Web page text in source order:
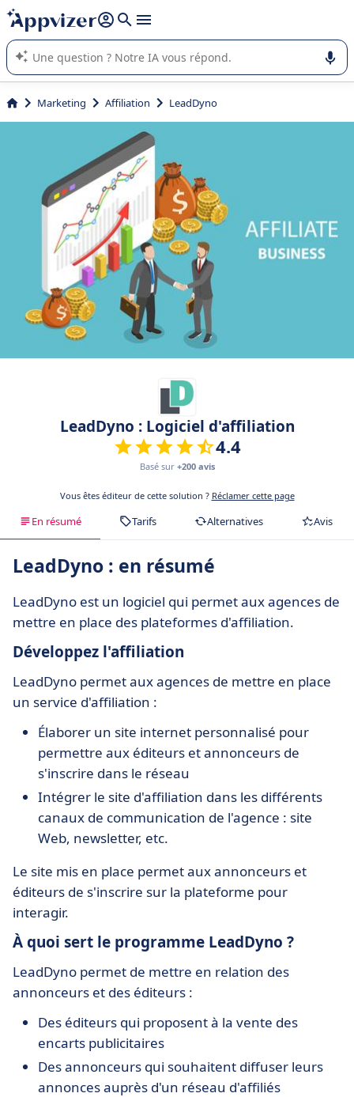
répondre (plusieurs lignes avec
L'IA de Appvizer vous guide dans l'utilisation ou la sélection de
logiciel SaaS en entreprise.
Marketing Affiliation LeadDyno
LeadDyno : Logiciel d'affiliation
4.4
Basé sur +200 avis
Vous êtes éditeur de cette solution ? Réclamer cette page
En résumé Tarifs Alternatives Avis
LeadDyno : en résumé
LeadDyno est un logiciel qui permet aux agences de
mettre en place des plateformes d'affiliation.
Développez l'affiliation
LeadDyno permet aux agences de mettre en place
un service d'affiliation :
Élaborer un site internet personnalisé pour
permettre aux éditeurs et annonceurs de
s'inscrire dans le réseau
Intégrer le site d'affiliation dans les différents
canaux de communication de l'agence : site
Web, newsletter, etc.
Le site mis en place permet aux annonceurs et
éditeurs de s'inscrire sur la plateforme pour
interagir.
À quoi sert le programme LeadDyno ?
LeadDyno permet de mettre en relation des
annonceurs et des éditeurs :
Des éditeurs qui proposent à la vente des
encarts publicitaires
Des annonceurs qui souhaitent diffuser leurs
annonces auprès d'un réseau d'affiliés